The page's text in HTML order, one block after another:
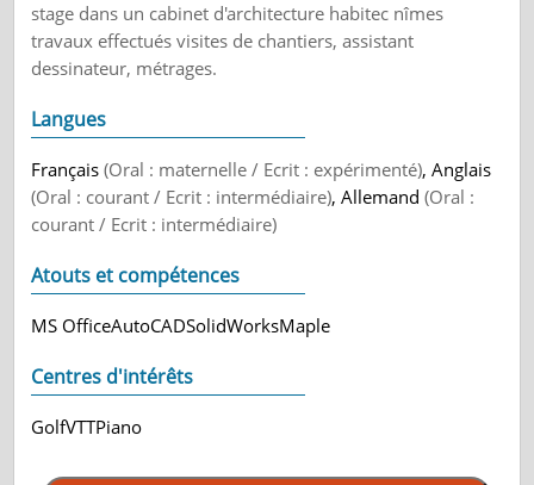
stage dans un cabinet d'architecture habitec nîmes
travaux effectués visites de chantiers, assistant
dessinateur, métrages.
Langues
Français(Oral : maternelle / Ecrit : expérimenté), Anglais
(Oral : courant / Ecrit : intermédiaire), Allemand(Oral :
courant / Ecrit : intermédiaire)
Atouts et compétences
MS OfficeAutoCADSolidWorksMaple
Centres d'intérêts
GolfVTTPiano